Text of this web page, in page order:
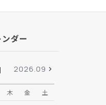
ダー
2026.09
木 金 土